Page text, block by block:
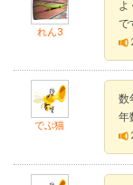
れん3
よ
で
でぶ猫
数
年